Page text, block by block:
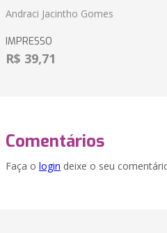
Andraci Jacintho Gomes
IMPRESSO
R$ 39,71
Comentários
Faça o login deixe o seu